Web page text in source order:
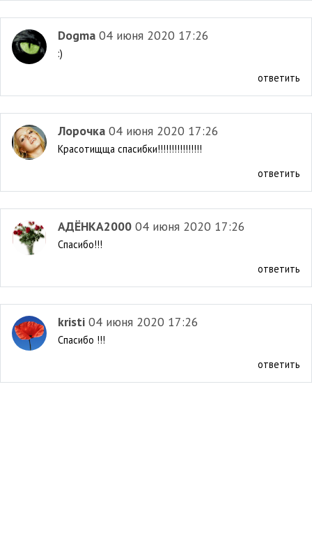
Dogma 04 июня 2020 17:26
:)
ответить
Лорочка 04 июня 2020 17:26
Красотищща спасибки!!!!!!!!!!!!!!!!
ответить
АДЁНКА2000 04 июня 2020 17:26
Спасибо!!!
ответить
kristi 04 июня 2020 17:26
Спасибо !!!
ответить